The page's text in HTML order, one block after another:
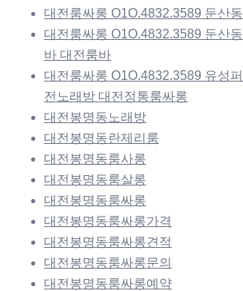
대전룸싸롱 O1O.4832.3589 둔산
대전룸싸롱 O1O.4832.3589 둔산
바 대전룸바
대전룸싸롱 O1O.4832.3589 유성
전노래방 대전정통룸싸롱
대전봉명동노래방
대전봉명동란제리룸
대전봉명동룸사롱
대전봉명동룸살롱
대전봉명동룸싸롱
대전봉명동룸싸롱가격
대전봉명동룸싸롱견적
대전봉명동룸싸롱문의
대전봉명동룸싸롱예약